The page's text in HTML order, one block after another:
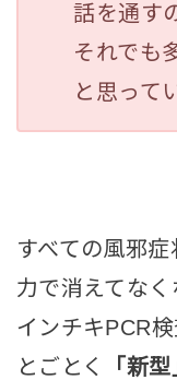
話を通す
それでも
と思って
すべての風邪症
力で消えてなく
インチキPCR
とごとく
「新